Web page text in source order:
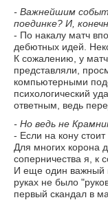
- Важнейшим
поединке? И,
- По накалу матч
дебютных идей.
К сожалению, у
представляли,
компьютерными
психологический
ответным, ведь
- Но ведь не
- Если на кону
Для многих корона
соперничества я, к
И еще один важный
руках не было
первый скандал в